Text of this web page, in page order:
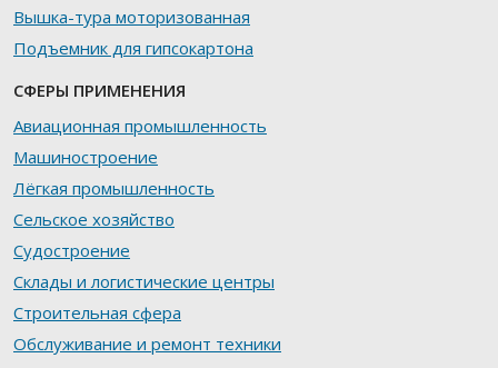
Вышка-тура моторизованная
Подъемник для гипсокартона
СФЕРЫ ПРИМЕНЕНИЯ
Авиационная промышленность
Машиностроение
Лёгкая промышленность
Сельское хозяйство
Судостроение
Склады и логистические центры
Строительная сфера
Обслуживание и ремонт техники